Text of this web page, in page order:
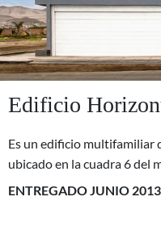
Edificio
Es un edificio multifamiliar
ubicado en la cuadra 6 del
ENTREGADO JUNIO 2013